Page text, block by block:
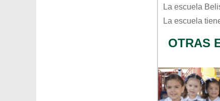
La escuela
La escuela
OTRAS